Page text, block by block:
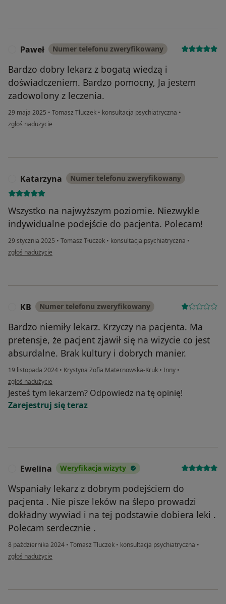
Paweł Numer telefonu zweryfikowany
Bardzo dobry lekarz z bogatą wiedzą i
doświadczeniem. Bardzo pomocny, Ja jestem
zadowolony z leczenia.
29 maja 2025 • Tomasz Tłuczek • konsultacja psychiatryczna •
w opinii użytkownika Paweł
zgłoś nadużycie
Katarzyna Numer telefonu zweryfikowany
Wszystko na najwyższym poziomie. Niezwykle
indywidualne podejście do pacjenta. Polecam!
29 stycznia 2025 • Tomasz Tłuczek • konsultacja psychiatryczna •
w opinii użytkownika Katarzyna
zgłoś nadużycie
KB Numer telefonu zweryfikowany
Bardzo niemiły lekarz. Krzyczy na pacjenta. Ma
pretensje, że pacjent zjawił się na wizycie co jest
absurdalne. Brak kultury i dobrych manier.
19 listopada 2024 • Krystyna Zofia Maternowska-Kruk • Inny •
w opinii użytkownika KB
zgłoś nadużycie
Jesteś tym lekarzem? Odpowiedz na tę opinię!
Zarejestruj się teraz
Ewelina Weryfikacja wizyty
Wspaniały lekarz z dobrym podejściem do
pacjenta . Nie pisze leków na ślepo prowadzi
dokładny wywiad i na tej podstawie dobiera leki .
Polecam serdecznie .
8 października 2024 • Tomasz Tłuczek • konsultacja psychiatryczna •
w opinii użytkownika Ewelina
zgłoś nadużycie